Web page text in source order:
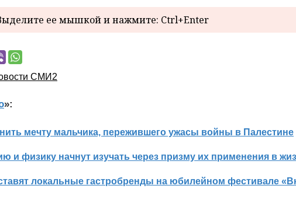
ее мышкой и нажмите: Ctrl+Enter
СМИ2
»:
мечту мальчика, пережившего ужасы войны в Палестине
и физику начнут изучать через призму их применения в
локальные гастробренды на юбилейном фестивале